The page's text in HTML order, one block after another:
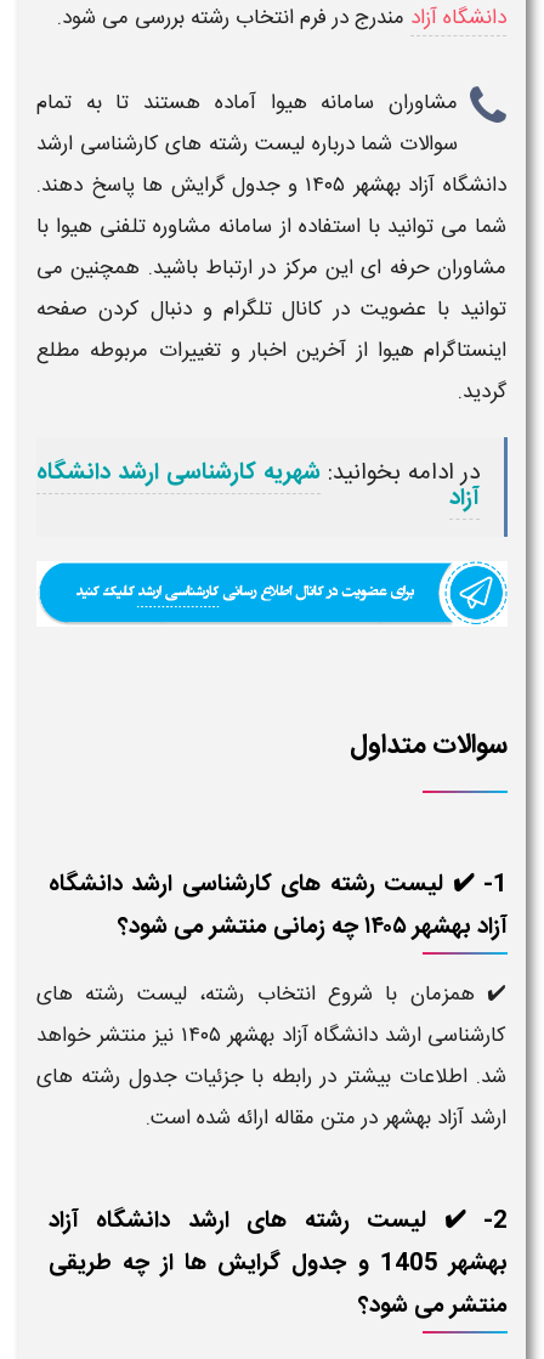
دانشگاه آزاد مندرج در فرمانتخاب رشته بررسی می شود.
مشاوران سامانه هیوا آماده هستند تا به تمام
سوالات شما دربارهلیست رشته های کارشناسی ارشد
دانشگاه آزادبهشهر ۱۴۰۵ و جدول گرایش ها
پاسخ دهند.
شما می توانید با استفاده از سامانه مشاوره تلفنی هیوا با
مشاوران حرفه ای این مرکز در ارتباط باشید. همچنین می
توانید با عضویت در کانال تلگرام و دنبال کردن صفحه
اینستاگرام هیوا از آخرین اخبار و تغییرات مربوطه مطلع
گردید.
در ادامه بخوانید: شهریه کارشناسی ارشد دانشگاه
آزاد
سوالات متداول
1- ✔️ لیست رشته های کارشناسی ارشد دانشگاه
آزاد بهشهر ۱۴۰۵ چه زمانی منتشر می شود؟
✔️ همزمان با شروع انتخاب رشته، لیست رشته های
کارشناسی ارشد دانشگاه آزاد بهشهر ۱۴۰۵ نیز منتشر خواهد
شد. اطلاعات بیشتر در رابطه با جزئیات جدول رشته های
ارشد آزاد بهشهر در متن مقاله ارائه شده است.
2- ✔️ لیست رشته های ارشد دانشگاه آزاد
بهشهر 1405 و جدول گرایش ها از چه طریقی
منتشر می شود؟